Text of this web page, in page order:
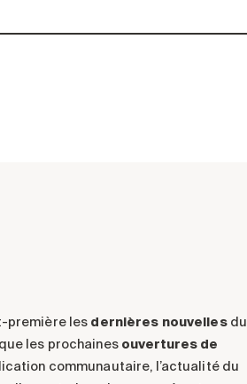
première les dernières nouvelles du
les prochaines ouvertures de
communautaire, l’actualité du